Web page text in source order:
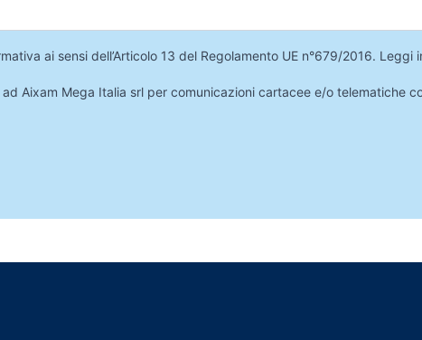
ai sensi dell’Articolo 13 del Regolamento UE n°679/2016. Leggi
Aixam Mega Italia srl per comunicazioni cartacee e/o telematiche